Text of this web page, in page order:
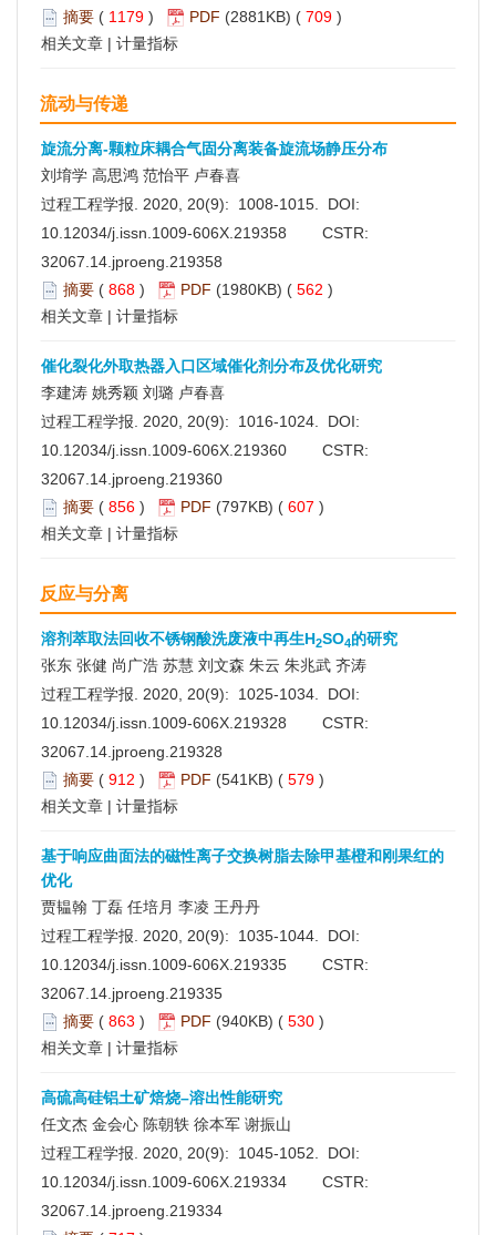
摘要 ( 1179 ) PDF (2881KB) ( 709 )
相关文章 | 计量指标
流动与传递
旋流分离-颗粒床耦合气固分离装备旋流场静压分布
刘堉学 高思鸿 范怡平 卢春喜
过程工程学报. 2020, 20(9): 1008-1015. DOI:
10.12034/j.issn.1009-606X.219358
CSTR:
32067.14.jproeng.219358
摘要 ( 868 ) PDF (1980KB) ( 562 )
相关文章 | 计量指标
催化裂化外取热器入口区域催化剂分布及优化研究
李建涛 姚秀颖 刘璐 卢春喜
过程工程学报. 2020, 20(9): 1016-1024. DOI:
10.12034/j.issn.1009-606X.219360
CSTR:
32067.14.jproeng.219360
摘要 ( 856 ) PDF (797KB) ( 607 )
相关文章 | 计量指标
反应与分离
溶剂萃取法回收不锈钢酸洗废液中再生H2SO4的研究
张东 张健 尚广浩 苏慧 刘文森 朱云 朱兆武 齐涛
过程工程学报. 2020, 20(9): 1025-1034. DOI:
10.12034/j.issn.1009-606X.219328
CSTR:
32067.14.jproeng.219328
摘要 ( 912 ) PDF (541KB) ( 579 )
相关文章 | 计量指标
基于响应曲面法的磁性离子交换树脂去除甲基橙和刚果红的
优化
贾韫翰 丁磊 任培月 李凌 王丹丹
过程工程学报. 2020, 20(9): 1035-1044. DOI:
10.12034/j.issn.1009-606X.219335
CSTR:
32067.14.jproeng.219335
摘要 ( 863 ) PDF (940KB) ( 530 )
相关文章 | 计量指标
高硫高硅铝土矿焙烧–溶出性能研究
任文杰 金会心 陈朝轶 徐本军 谢振山
过程工程学报. 2020, 20(9): 1045-1052. DOI:
10.12034/j.issn.1009-606X.219334
CSTR:
32067.14.jproeng.219334